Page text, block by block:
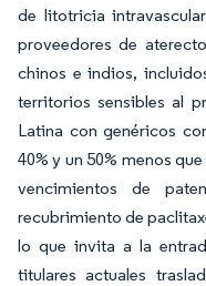
de litotricia
proveedores de
chinos e indios,
territorios sensibles al
Latina con genéricos
40% y un 50% menos
vencimientos de
recubrimiento de
lo que invita a la
titulares actuales